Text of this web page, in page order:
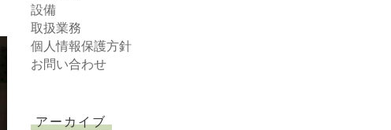
設備
取扱業務
個人情報保護方針
お問い合わせ
アーカイブ